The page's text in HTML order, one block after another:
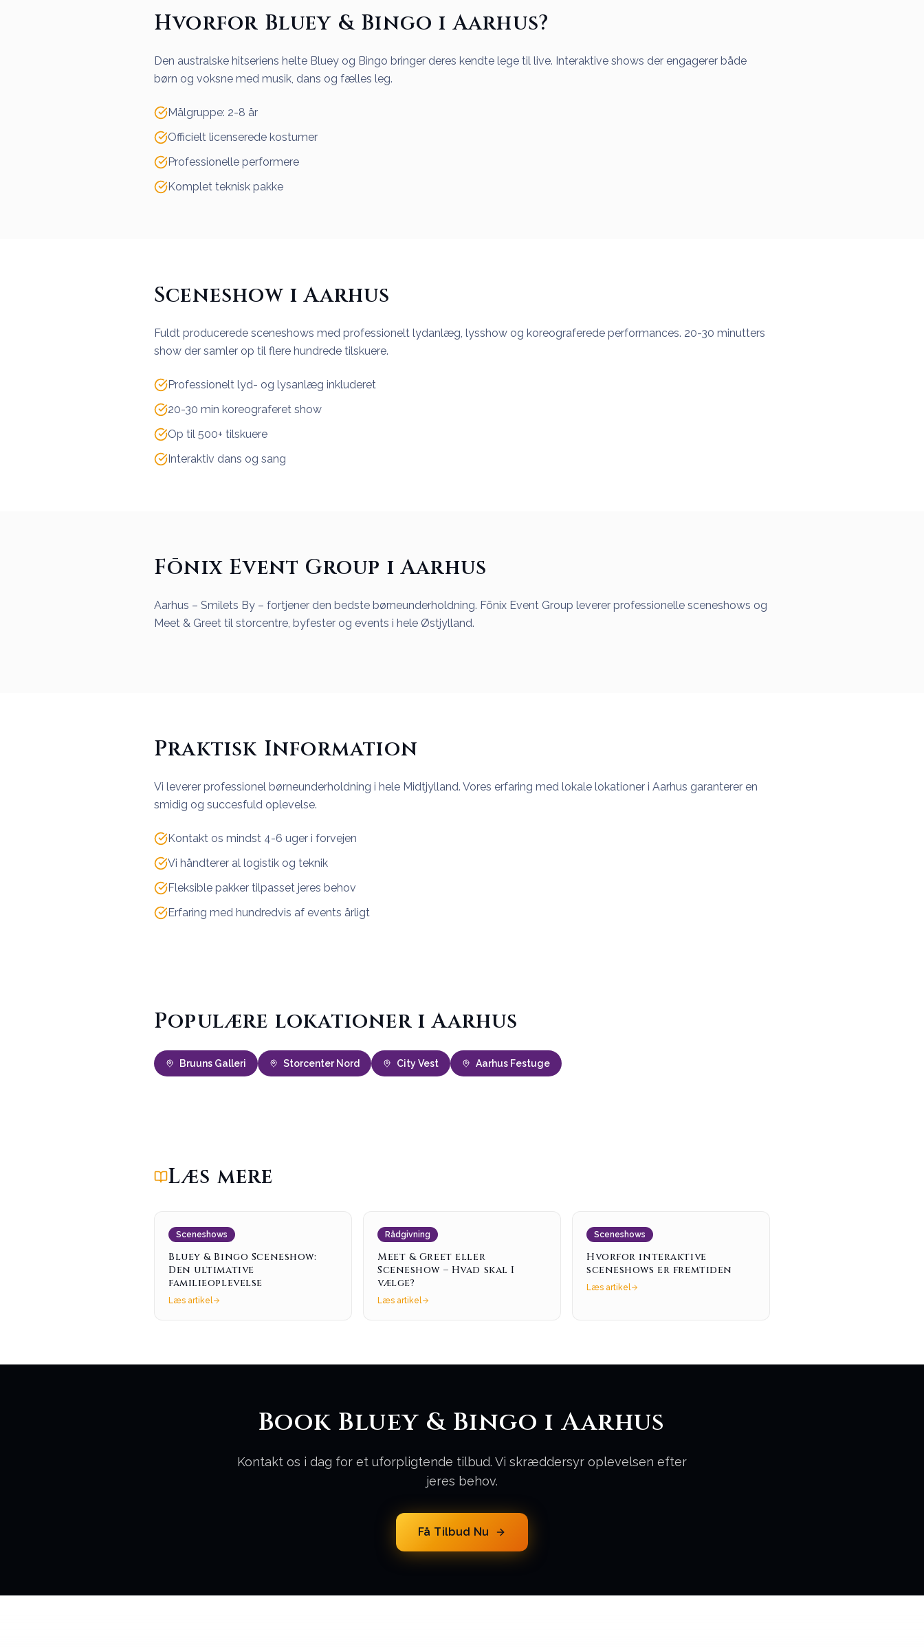
Hvorfor Bluey & Bingo i Aarhus?
Den australske hitseriens helte Bluey og Bingo bringer deres kendte lege til live. Interaktive shows der engagerer både
børn og voksne med musik, dans og fælles leg.
Målgruppe: 2-8 år
Officielt licenserede kostumer
Professionelle performere
Komplet teknisk pakke
Sceneshow i Aarhus
Fuldt producerede sceneshows med professionelt lydanlæg, lysshow og koreograferede performances. 20-30 minutters
show der samler op til flere hundrede tilskuere.
Professionelt lyd- og lysanlæg inkluderet
20-30 min koreograferet show
Op til 500+ tilskuere
Interaktiv dans og sang
Fōnix Event Group i Aarhus
Aarhus – Smilets By – fortjener den bedste børneunderholdning. Fōnix Event Group leverer professionelle sceneshows og
Meet & Greet til storcentre, byfester og events i hele Østjylland.
Praktisk Information
Vi leverer professionel børneunderholdning i hele Midtjylland. Vores erfaring med lokale lokationer i Aarhus garanterer en
smidig og succesfuld oplevelse.
Kontakt os mindst 4-6 uger i forvejen
Vi håndterer al logistik og teknik
Fleksible pakker tilpasset jeres behov
Erfaring med hundredvis af events årligt
Populære lokationer i Aarhus
Bruuns Galleri Storcenter Nord City Vest Aarhus Festuge
Læs mere
Sceneshows
Bluey & Bingo Sceneshow:
Den ultimative
familieoplevelse
Læs artikel
Rådgivning
Meet & Greet eller
Sceneshow – Hvad skal I
vælge?
Læs artikel
Sceneshows
Hvorfor interaktive
sceneshows er fremtiden
Læs artikel
Book Bluey & Bingo i Aarhus
Kontakt os i dag for et uforpligtende tilbud. Vi skræddersyr oplevelsen efter
jeres behov.
Få Tilbud Nu